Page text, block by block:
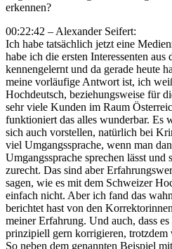
erkennen?
00:22:42 – Alexander Seifert:
Ich habe tatsächlich jetzt eine
habe ich die ersten Interessenten aus
kennengelernt und da gerade heute
meine vorläufige Antwort ist, ich
Hochdeutsch, beziehungsweise für
sehr viele Kunden im Raum
funktioniert das alles wunderbar. Es
sich auch vorstellen, natürlich bei
viel Umgangssprache, wenn man
Umgangssprache sprechen lässt
zurecht. Das sind aber
sagen, wie es mit dem Schweizer
einfach nicht. Aber ich fand das
berichtet hast von den
meiner Erfahrung. Und auch, dass
prinzipiell gern korrigieren,
So neben dem genannten Beispiel